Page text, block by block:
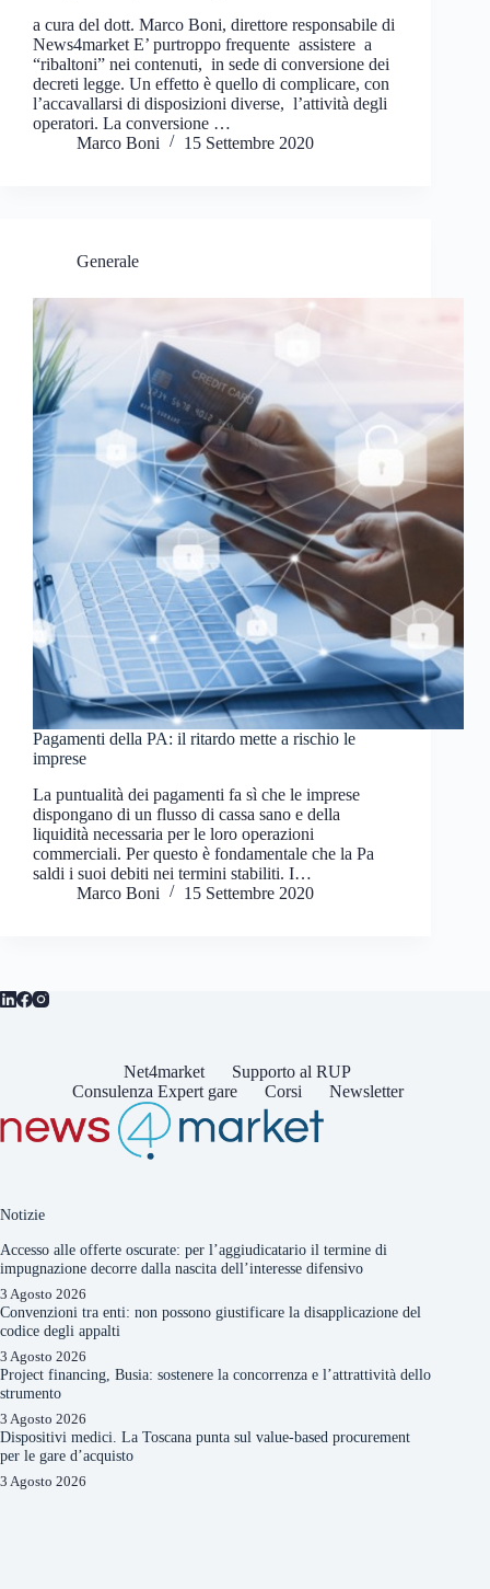
a cura del dott. Marco Boni, direttore responsabile di
News4market E’ purtroppo frequente assistere a
“ribaltoni” nei contenuti, in sede di conversione dei
decreti legge. Un effetto è quello di complicare, con
l’accavallarsi di disposizioni diverse, l’attività degli
operatori. La conversione …
Marco Boni
15 Settembre 2020
Generale
Pagamenti della PA: il ritardo mette a rischio le
imprese
La puntualità dei pagamenti fa sì che le imprese
dispongano di un flusso di cassa sano e della
liquidità necessaria per le loro operazioni
commerciali. Per questo è fondamentale che la Pa
saldi i suoi debiti nei termini stabiliti. I…
Marco Boni
15 Settembre 2020
Net4market
Supporto al RUP
Consulenza Expert gare
Corsi Newsletter
Notizie
Accesso alle offerte oscurate: per l’aggiudicatario il termine di
impugnazione decorre dalla nascita dell’interesse difensivo
3 Agosto 2026
Convenzioni tra enti: non possono giustificare la disapplicazione del
codice degli appalti
3 Agosto 2026
Project financing, Busia: sostenere la concorrenza e l’attrattività dello
strumento
3 Agosto 2026
Dispositivi medici. La Toscana punta sul value-based procurement
per le gare d’acquisto
3 Agosto 2026